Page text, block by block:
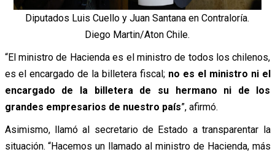
Diputados Luis Cuello y Juan Santana en Contraloría.
Diego Martin/Aton Chile.
“El ministro de Hacienda es el ministro de todos los chilenos,
es el encargado de la billetera fiscal; no es el ministro ni el
encargado de la billetera de su hermano ni de los
grandes empresarios de nuestro país”, afirmó.
Asimismo, llamó al secretario de Estado a transparentar la
situación. “Hacemos un llamado al ministro de Hacienda, más